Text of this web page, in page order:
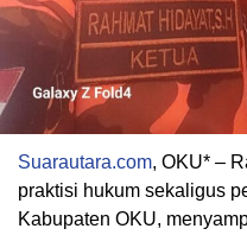
Suarautara.com, OKU* –
praktisi hukum sekaligus
Kabupaten OKU,